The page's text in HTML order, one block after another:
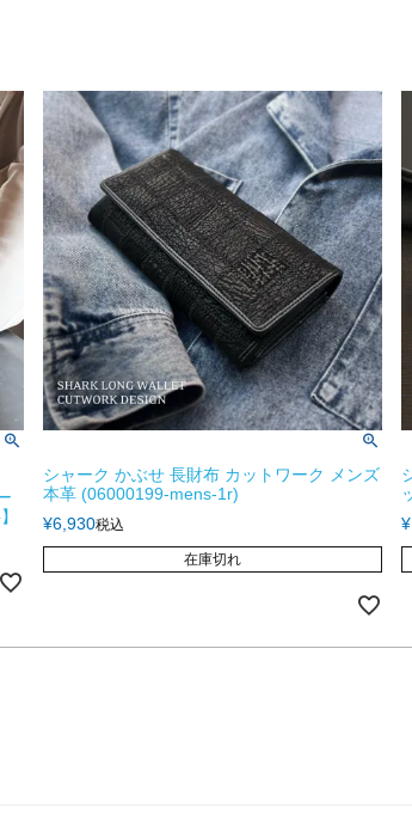
シャーク かぶせ 長財布 カットワーク メンズ
本革 (06000199-mens-1r)
¥6,930税込
在庫切れ
¥